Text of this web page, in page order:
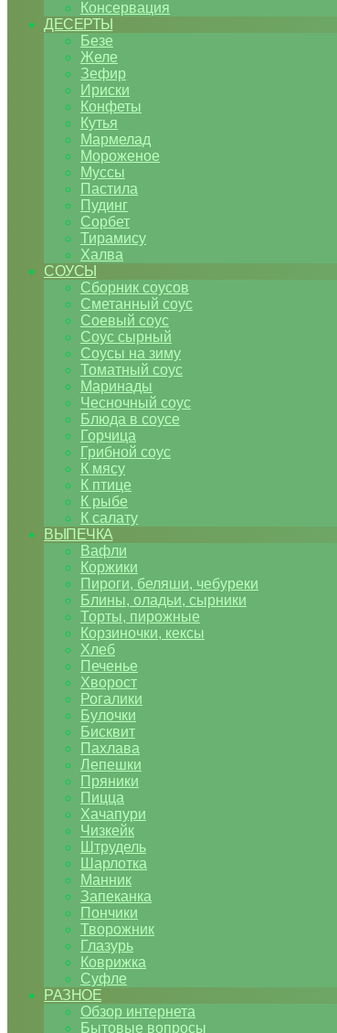
Консервация
ДЕСЕРТЫ
Безе
Желе
Зефир
Ириски
Конфеты
Кутья
Мармелад
Мороженое
Муссы
Пастила
Пудинг
Сорбет
Тирамису
Халва
СОУСЫ
Сборник соусов
Сметанный соус
Соевый соус
Соус сырный
Соусы на зиму
Томатный соус
Маринады
Чесночный соус
Блюда в соусе
Горчица
Грибной соус
К мясу
К птице
К рыбе
К салату
ВЫПЕЧКА
Вафли
Коржики
Пироги, беляши, чебуреки
Блины, оладьи, сырники
Торты, пирожные
Корзиночки, кексы
Хлеб
Печенье
Хворост
Рогалики
Булочки
Бисквит
Пахлава
Лепешки
Пряники
Пицца
Хачапури
Чизкейк
Штрудель
Шарлотка
Манник
Запеканка
Пончики
Творожник
Глазурь
Коврижка
Суфле
РАЗНОЕ
Обзор интернета
Бытовые вопросы